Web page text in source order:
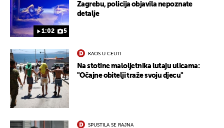
1:02 5
Zagrebu, policija objavila nepoznate
detalje
KAOS U CEUTI
Na stotine maloljetnika lutaju ulicama:
"Očajne obitelji traže svoju djecu"
SPUSTILA SE RAJNA